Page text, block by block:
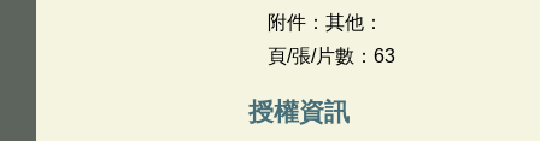
附件：其他：
頁/張/片數：63
授權資訊